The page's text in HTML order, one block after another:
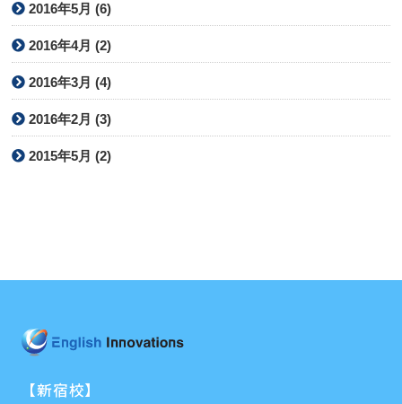
2016年5月 (6)
2016年4月 (2)
2016年3月 (4)
2016年2月 (3)
2015年5月 (2)
【新宿校】